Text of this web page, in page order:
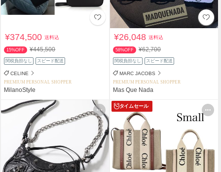
¥374,500送料込
15%OFF ¥445,500
関税負担なし スピード配送
CELINE
PREMIUM PERSONAL SHOPPER
MilanoStyle
¥26,048送料込
58%OFF ¥62,700
関税負担なし スピード配送
MARC JACOBS
PREMIUM PERSONAL SHOPPER
Mas Que Nada
タイムセール